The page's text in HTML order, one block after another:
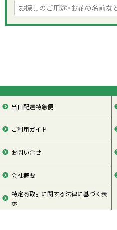
当日配達特急便
ご利用ガイド
お問い合せ
会社概要
特定商取引に関する法律に基づく表
示